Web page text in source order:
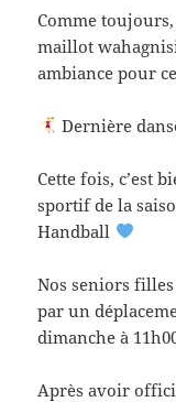
Comme
maillot
ambiance pour
Dernière
Cette fois, c’est
sportif de la
Handball
Nos seniors
par un
dimanche à
Après avoir